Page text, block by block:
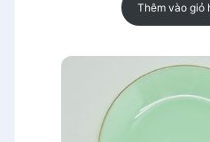
Thêm vào giỏ